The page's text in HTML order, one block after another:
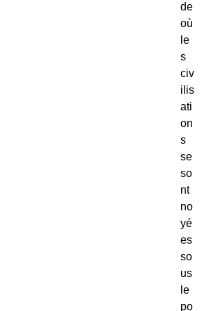
de
où
le
s
civ
ilis
ati
on
s
se
so
nt
no
yé
es
so
us
le
po